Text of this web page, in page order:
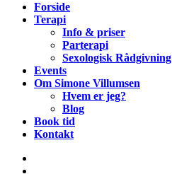
Forside
Terapi
Info & priser
Parterapi
Sexologisk Rådgivning
Events
Om Simone Villumsen
Hvem er jeg?
Blog
Book tid
Kontakt